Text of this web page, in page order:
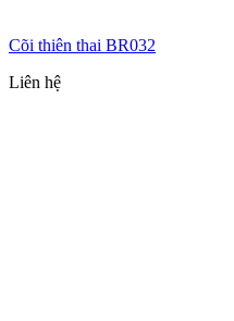
Cõi thiên thai BR032
Liên hệ